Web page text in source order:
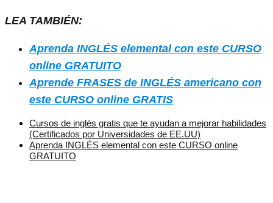
LEA TAMBIÉN:
Aprenda INGLÉS elemental con este CURSO
online GRATUITO
Aprende FRASES de INGLÉS americano con
este CURSO online GRATIS
Cursos de inglés gratis que te ayudan a mejorar habilidades
(Certificados por Universidades de EE.UU)
Aprenda INGLÉS elemental con este CURSO online
GRATUITO